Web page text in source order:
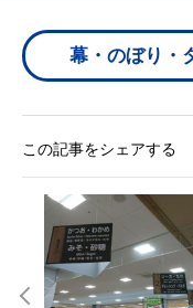
幕・のぼり・
この記事をシェアする